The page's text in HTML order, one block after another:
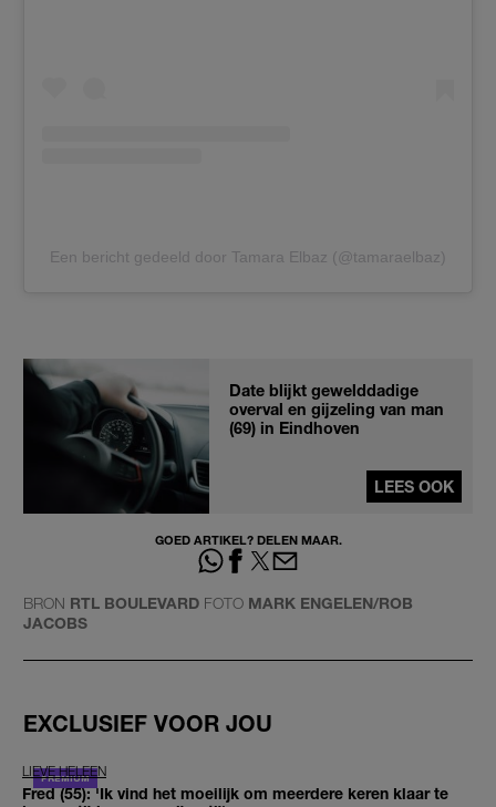
Een bericht gedeeld door Tamara Elbaz (@tamaraelbaz)
Date blijkt gewelddadige
overval en gijzeling van man
(69) in Eindhoven
LEES OOK
GOED ARTIKEL? DELEN MAAR.
BRON RTL BOULEVARD FOTO MARK ENGELEN/ROB
JACOBS
EXCLUSIEF VOOR JOU
LIEVE HELEEN
Fred (55): 'Ik vind het moeilijk om meerdere keren klaar te